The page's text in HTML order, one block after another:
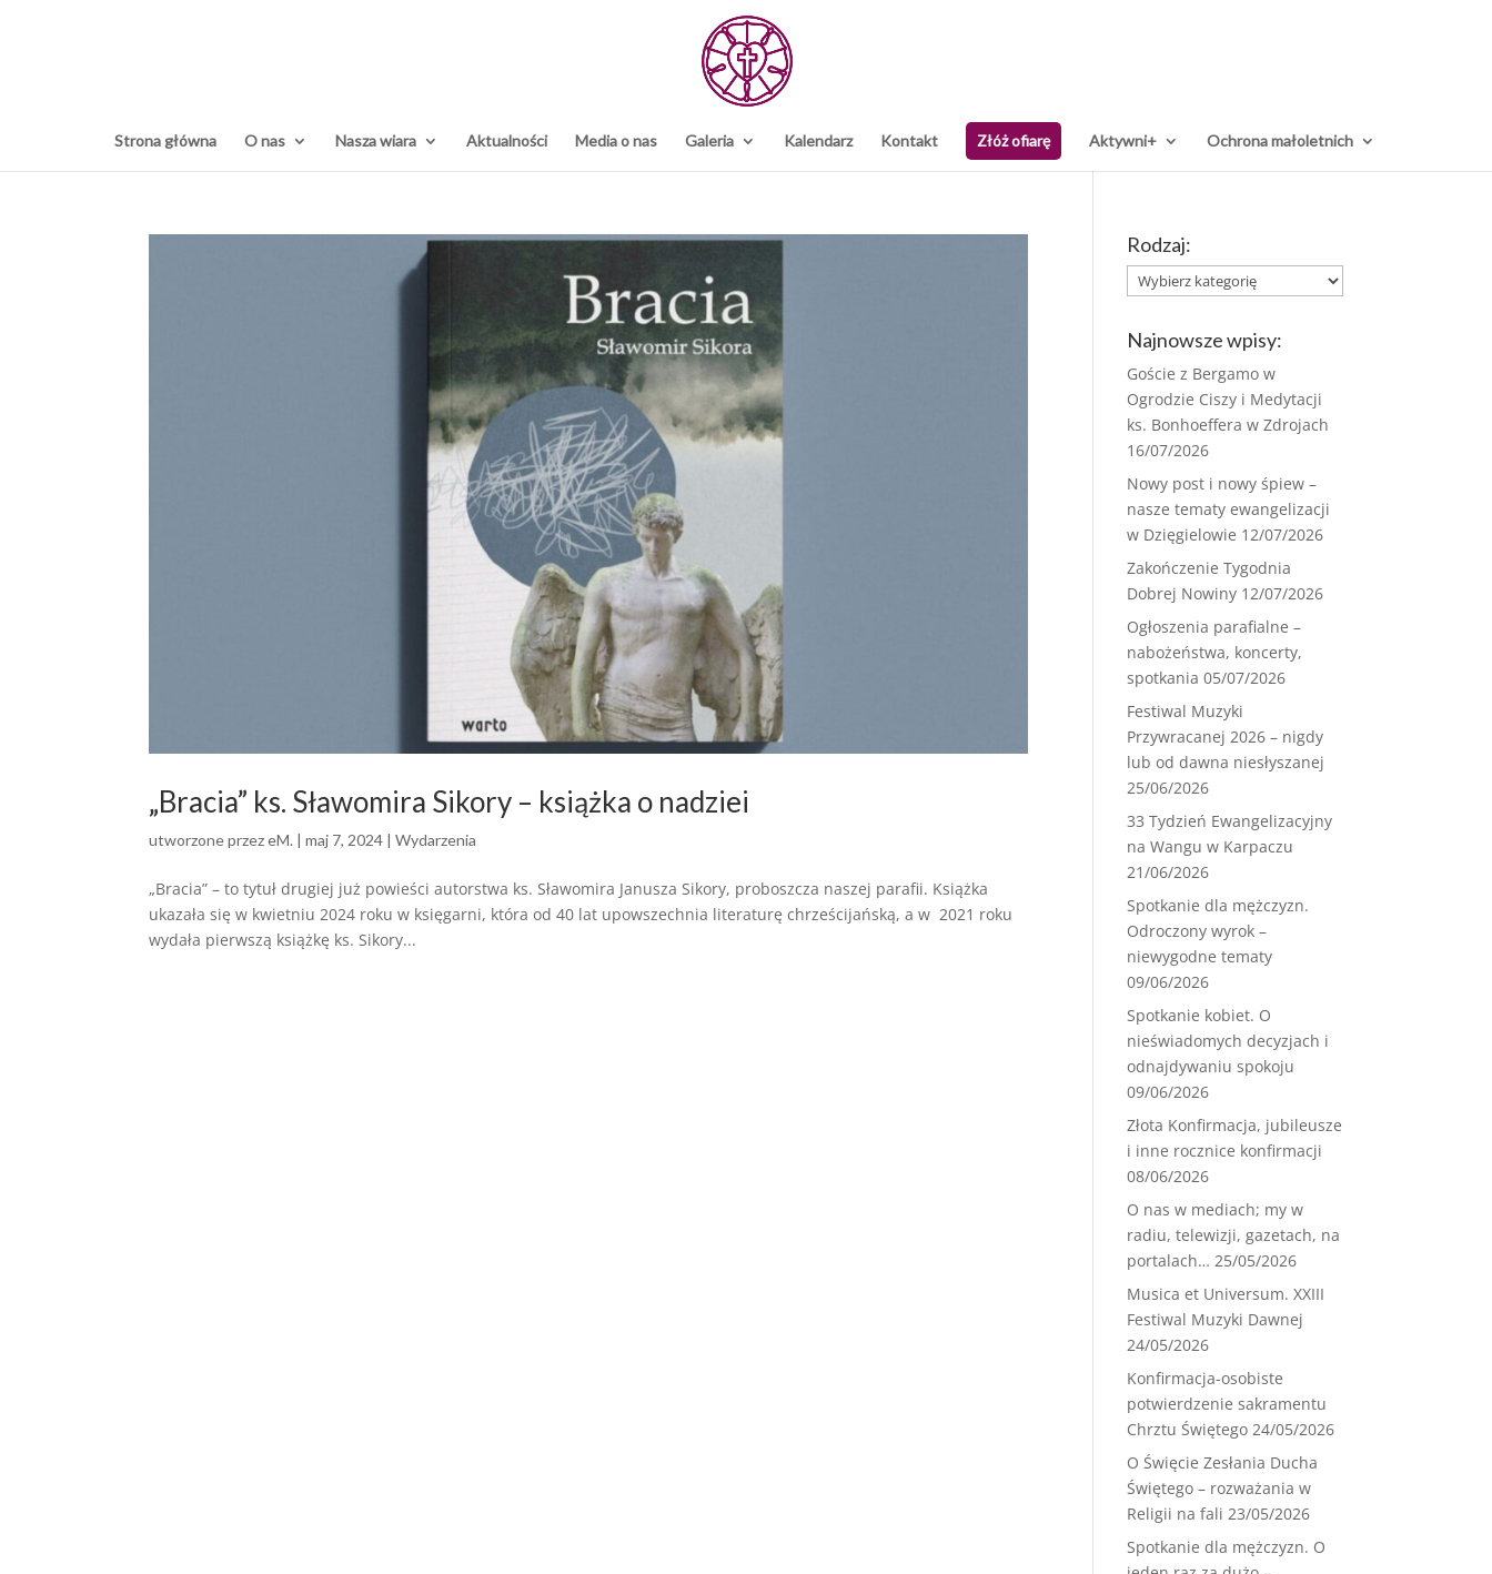
Strona główna O nas Nasza wiara Aktualności Media o nas Galeria Kalendarz Kontakt Złóż ofiarę Aktywni+ Ochrona małoletnich
„Bracia” ks. Sławomira Sikory – książka o nadziei
utworzone przezeM. |maj 7, 2024 |Wydarzenia
„Bracia” – to tytuł drugiej już powieści autorstwa ks. Sławomira Janusza Sikory, proboszcza naszej parafii. Książka
ukazała się w kwietniu 2024 roku w księgarni, która od 40 lat upowszechnia literaturę chrześcijańską, a w 2021 roku
wydała pierwszą książkę ks. Sikory...
Rodzaj:
Rodzaj:
Najnowsze wpisy:
Goście z Bergamo w
Ogrodzie Ciszy i Medytacji
ks. Bonhoeffera w Zdrojach
16/07/2026
Nowy post i nowy śpiew –
nasze tematy ewangelizacji
w Dzięgielowie 12/07/2026
Zakończenie Tygodnia
Dobrej Nowiny 12/07/2026
Ogłoszenia parafialne –
nabożeństwa, koncerty,
spotkania 05/07/2026
Festiwal Muzyki
Przywracanej 2026 – nigdy
lub od dawna niesłyszanej
25/06/2026
33 Tydzień Ewangelizacyjny
na Wangu w Karpaczu
21/06/2026
Spotkanie dla mężczyzn.
Odroczony wyrok –
niewygodne tematy
09/06/2026
Spotkanie kobiet. O
nieświadomych decyzjach i
odnajdywaniu spokoju
09/06/2026
Złota Konfirmacja, jubileusze
i inne rocznice konfirmacji
08/06/2026
O nas w mediach; my w
radiu, telewizji, gazetach, na
portalach… 25/05/2026
Musica et Universum. XXIII
Festiwal Muzyki Dawnej
24/05/2026
Konfirmacja-osobiste
potwierdzenie sakramentu
Chrztu Świętego 24/05/2026
O Święcie Zesłania Ducha
Świętego – rozważania w
Religii na fali 23/05/2026
Spotkanie dla mężczyzn. O